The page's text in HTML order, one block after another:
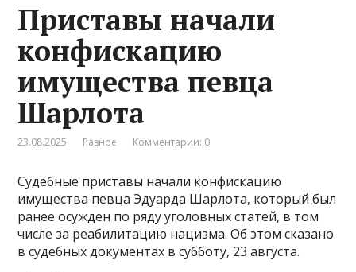
Приставы начали
конфискацию
имущества певца
Шарлота
23.08.2025 Разное Комментарии: 0
Судебные приставы начали конфискацию
имущества певца Эдуарда Шарлота, который был
ранее осужден по ряду уголовных статей, в том
числе за реабилитацию нацизма. Об этом сказано
в судебных документах в субботу, 23 августа.